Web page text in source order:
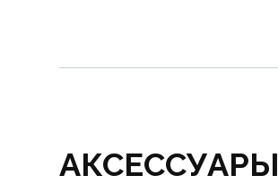
АКСЕССУАРЫ